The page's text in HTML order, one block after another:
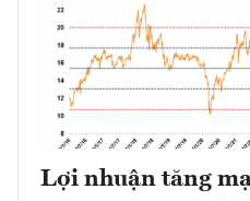
Lợi nhuận tăng